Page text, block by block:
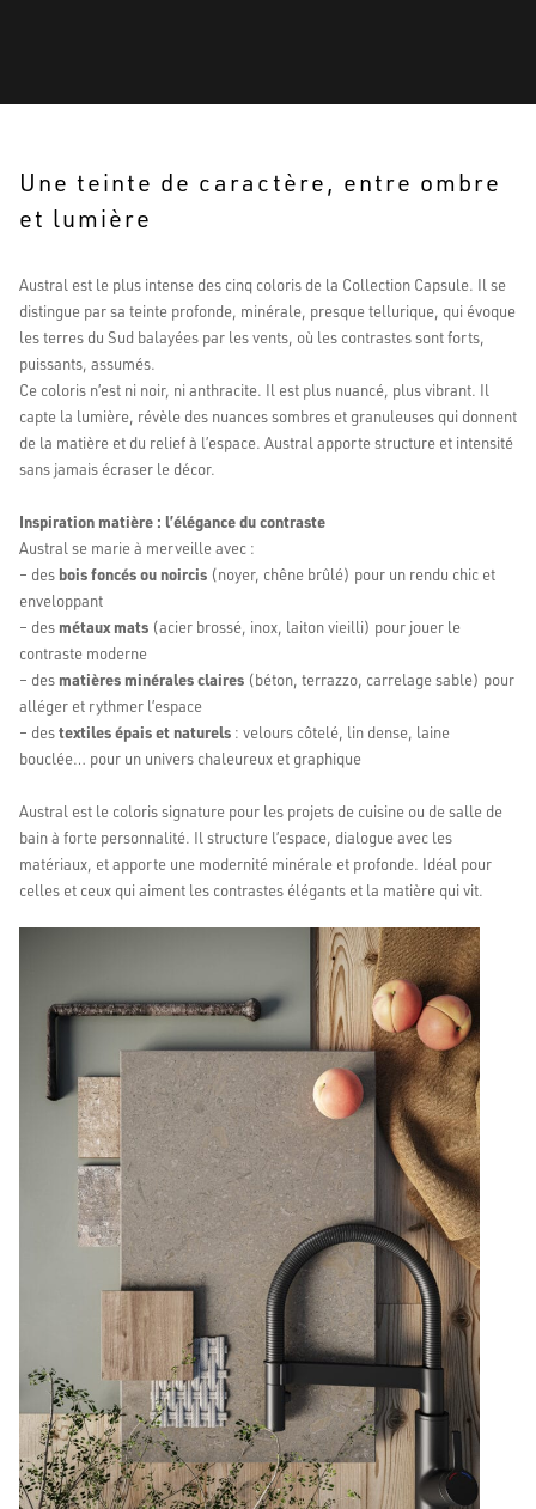
Une teinte de caractère, entre ombre
et lumière
Austral est le plus intense des cinq coloris de la Collection Capsule. Il se
distingue par sa teinte profonde, minérale, presque tellurique, qui évoque
les terres du Sud balayées par les vents, où les contrastes sont forts,
puissants, assumés.
Ce coloris n’est ni noir, ni anthracite. Il est plus nuancé, plus vibrant. Il
capte la lumière, révèle des nuances sombres et granuleuses qui donnent
de la matière et du relief à l’espace. Austral apporte structure et intensité
sans jamais écraser le décor.
Inspiration matière : l’élégance du contraste
Austral se marie à merveille avec :
– des bois foncés ou noircis (noyer, chêne brûlé) pour un rendu chic et
enveloppant
– des métaux mats (acier brossé, inox, laiton vieilli) pour jouer le
contraste moderne
– des matières minérales claires (béton, terrazzo, carrelage sable) pour
alléger et rythmer l’espace
– destextiles épais et naturels : velours côtelé, lin dense, laine
bouclée… pour un univers chaleureux et graphique
Austral est le coloris signature pour les projets de cuisine ou de salle de
bain à forte personnalité. Il structure l’espace, dialogue avec les
matériaux, et apporte une modernité minérale et profonde. Idéal pour
celles et ceux qui aiment les contrastes élégants et la matière qui vit.